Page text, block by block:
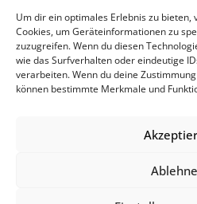
Um dir ein optimales Erlebnis zu bieten,
Cookies, um Geräteinformationen zu
zuzugreifen. Wenn du diesen
wie das Surfverhalten oder eindeutige
verarbeiten. Wenn du deine
können bestimmte Merkmale und